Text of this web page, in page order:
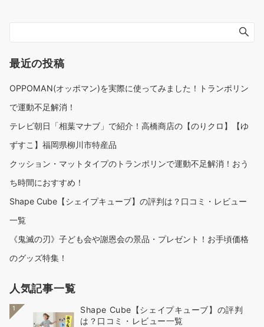
最近の投稿
OPPOMAN(オッポマン)を実際に使ってみました！トランポリン
で運動不足解消！
テレビ朝日「相葉マナブ」で紹介！高橋商店の【のりクロ】【ゆ
ずすこ】福岡県柳川市特産品
クッション・マットタイプのトランポリンで運動不足解消！おう
ち時間におすすめ！
Shape Cube【シェイプキューブ】の評判は？口コミ・レビュー
一覧
《鬼滅の刃》子ども会や謝恩会の景品・プレゼント！お手頃価格
のグッズ特集！
人気記事一覧
1
Shape Cube【シェイプキューブ】の評判
は？口コミ・レビュー一覧